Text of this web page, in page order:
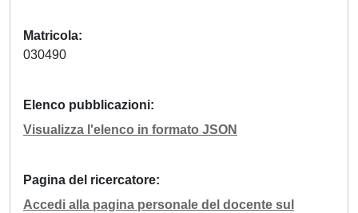
Matricola
030490
Elenco pubblicazioni
Visualizza l'elenco in formato JSON
Pagina del ricercatore
Accedi alla pagina personale del docente sul